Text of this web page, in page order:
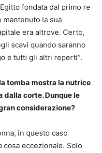
fondata dal primo re
mantenuto la sua
era altrove. Certo,
scavi quando saranno
e tutti gli altri reperti”.
tomba mostra la nutrice
corte. Dunque le
considerazione?
in questo caso
eccezionale. Solo